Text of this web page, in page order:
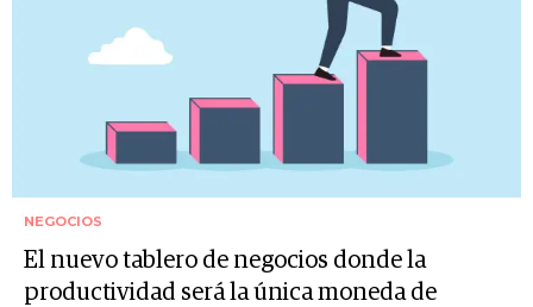
NEGOCIOS
El nuevo tablero de negocios donde la
productividad será la única moneda de